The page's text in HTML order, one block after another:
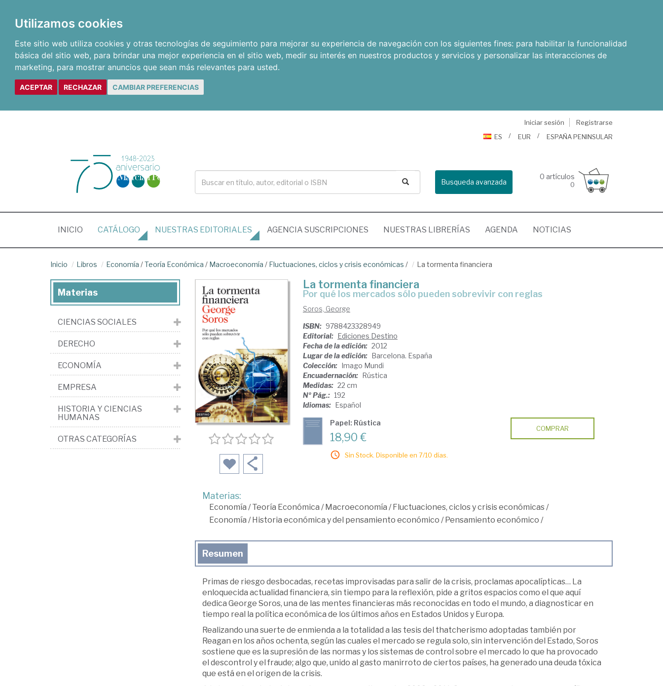
Utilizamos cookies
Este sitio web utiliza cookies y otras tecnologías de seguimiento para mejorar su experiencia de navegación con los siguientes fines: para habilitar la funcionalidad
básica del sitio web, para brindar una mejor experiencia en el sitio web, medir su interés en nuestros productos y servicios y personalizar las interacciones de
marketing, para mostrar anuncios que sean más relevantes para usted.
ACEPTAR RECHAZAR CAMBIAR PREFERENCIAS
Iniciar sesión
Registrarse
ES
EUR ESPAÑA PENINSULAR
Busqueda avanzada
0 artículos
0
INICIO (CURRENT)
CATÁLOGO NUESTRAS EDITORIALES AGENCIA SUSCRIPCIONES NUESTRAS LIBRERÍAS AGENDA NOTICIAS
Inicio Libros Economía /Teoría Económica / Macroeconomía / Fluctuaciones, ciclos y crisis económicas / La tormenta financiera
La tormenta financiera
por qué los mercados sólo pueden sobrevivir con reglas
Soros, George
ISBN: 9788423328949
Editorial: Ediciones Destino
Fecha de la edición: 2012
Lugar de la edición: Barcelona. España
Colección: Imago Mundi
Encuadernación: Rústica
Medidas: 22 cm
Nº Pág.: 192
Idiomas: Español
Papel: Rústica
18,90 €
Sin Stock. Disponible en 7/10 días.
COMPRAR
Materias:
Economía /Teoría Económica /Macroeconomía /Fluctuaciones, ciclos y crisis económicas/
Economía /Historia económica y del pensamiento económico /Pensamiento económico /
Resumen
Primas de riesgo desbocadas, recetas improvisadas para salir de la crisis, proclamas apocalípticas… La
enloquecida actualidad financiera, sin tiempo para la reflexión, pide a gritos espacios como el que aquí
dedica George Soros, una de las mentes financieras más reconocidas en todo el mundo, a diagnosticar en
tiempo real la política económica de los últimos años en Estados Unidos y Europa.
Realizando una suerte de enmienda a la totalidad a las tesis del thatcherismo adoptadas también por
Reagan en los años ochenta, según las cuales el mercado se regula solo, sin intervención del Estado, Soros
sostiene que es la supresión de las normas y los sistemas de control sobre el mercado lo que ha provocado
el descontrol y el fraude; algo que, unido al gasto manirroto de ciertos países, ha generado una deuda tóxica
que está en el origen de la crisis.
Materias
CIENCIAS SOCIALES
DERECHO
ECONOMÍA
EMPRESA
HISTORIA Y CIENCIAS
HUMANAS
OTRAS CATEGORÍAS